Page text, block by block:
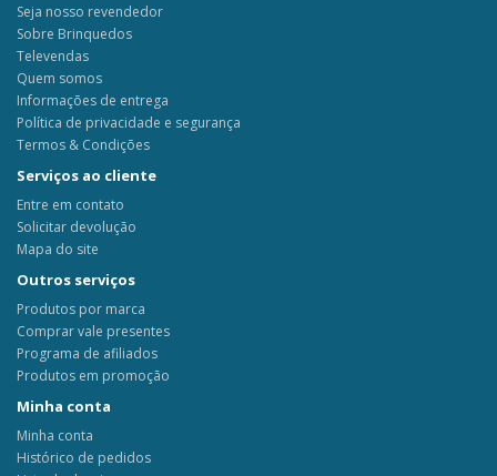
Seja nosso revendedor
Sobre Brinquedos
Televendas
Quem somos
Informações de entrega
Política de privacidade e segurança
Termos & Condições
Serviços ao cliente
Entre em contato
Solicitar devolução
Mapa do site
Outros serviços
Produtos por marca
Comprar vale presentes
Programa de afiliados
Produtos em promoção
Minha conta
Minha conta
Histórico de pedidos